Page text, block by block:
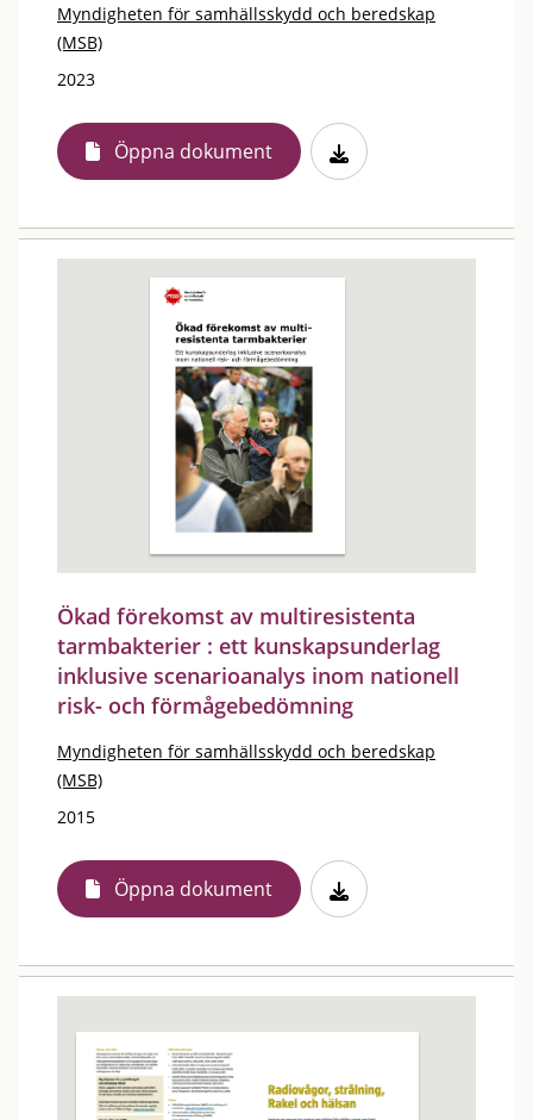
Myndigheten för samhällsskydd och beredskap
(MSB)
2023
Öppna dokument
Ökad förekomst av multiresistenta
tarmbakterier : ett kunskapsunderlag
inklusive scenarioanalys inom nationell
risk- och förmågebedömning
Myndigheten för samhällsskydd och beredskap
(MSB)
2015
Öppna dokument